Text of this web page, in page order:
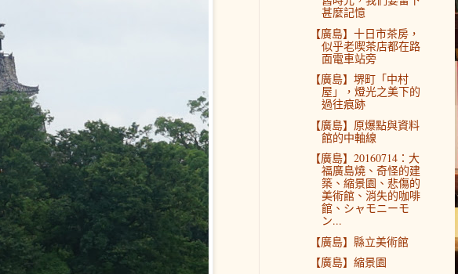
甚麼記憶
【廣島】十日市茶房，
似乎老喫茶店都在路
面電車站旁
【廣島】堺町「中村
屋」，燈光之美下的
過往痕跡
【廣島】原爆點與資料
館的中軸線
【廣島】20160714：大
福廣島燒、奇怪的建
築、縮景園、悲傷的
美術館、消失的咖啡
館、シャモニーモ
ン...
【廣島】縣立美術館
【廣島】縮景園